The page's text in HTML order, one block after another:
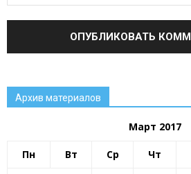
Архив материалов
Март 2017
Пн Вт Ср Чт